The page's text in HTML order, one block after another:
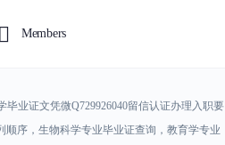
Members
毕业证文凭微Q729926040留信认证办理入职要
序，生物科学专业毕业证查询，教育学专业